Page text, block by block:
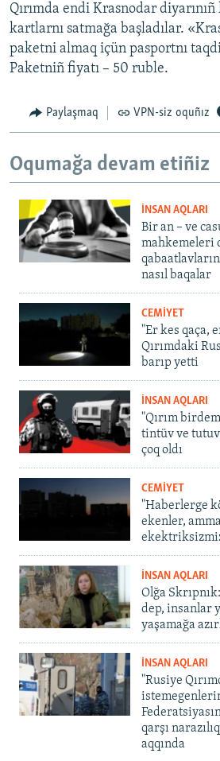
Qırımda endi Krasnodar
kartlarnı satmağa başladılar.
paketni almaq içün pasportnı
Paketniñ fiyatı – 50 ruble.
Paylaşmaq VPN-siz oquñız
Oqumağa devam etiñiz
İNSAN AQLARI
Bir an – ve
mahkemeleri
nasıl baqalar
CEMİYET
"Er kes qaça,
Qırımdaki
barıp yetti
İNSAN AQLARI
"Qırım
tintüv ve
çoq oldı
CEMİYET
"Haberlerge
ekenler,
İNSAN AQLARI
Olğa
dep, insanlar
yaşamağa
İNSAN AQLARI
"Rusiye
qarşı
aqqında